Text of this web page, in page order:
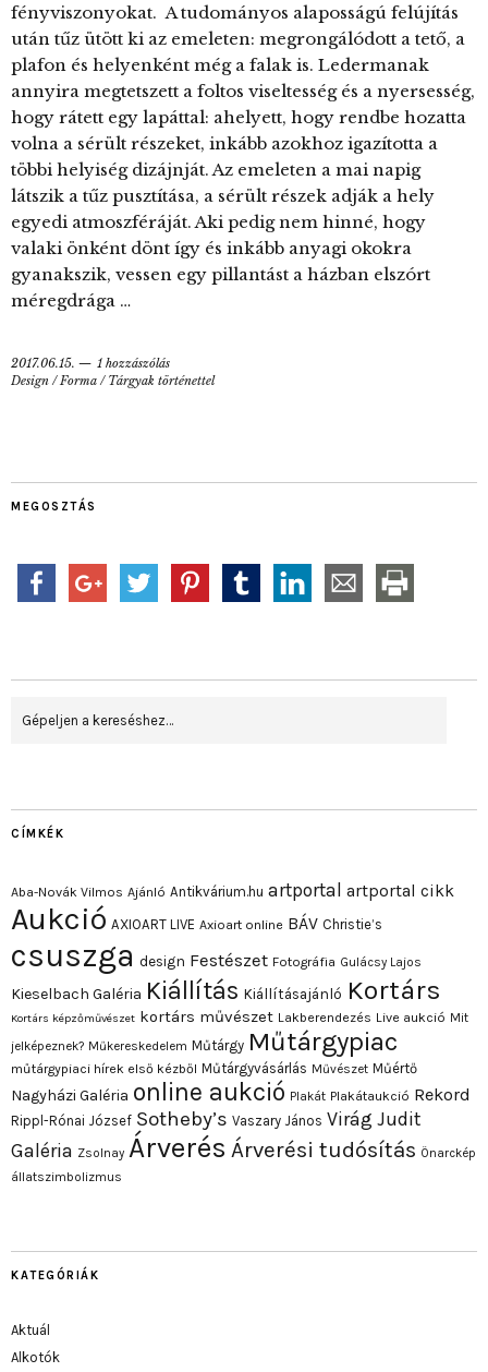
fényviszonyokat. A tudományos alaposságú felújítás
után tűz ütött ki az emeleten: megrongálódott a tető, a
plafon és helyenként még a falak is. Ledermanak
annyira megtetszett a foltos viseltesség és a nyersesség,
hogy rátett egy lapáttal: ahelyett, hogy rendbe hozatta
volna a sérült részeket, inkább azokhoz igazította a
többi helyiség dizájnját. Az emeleten a mai napig
látszik a tűz pusztítása, a sérült részek adják a hely
egyedi atmoszféráját. Aki pedig nem hinné, hogy
valaki önként dönt így és inkább anyagi okokra
gyanakszik, vessen egy pillantást a házban elszórt
méregdrága …
2017.06.15.
1 hozzászólás
Design / Forma / Tárgyak történettel
MEGOSZTÁS
CÍMKÉK
Aba-Novák Vilmos Ajánló Antikvárium.hu artportal artportal cikk
Aukció AXIOART LIVE Axioart online BÁV Christie’s
csuszga design Festészet Fotográfia Gulácsy Lajos
Kieselbach Galéria Kiállítás Kiállításajánló Kortárs
Kortárs képzőművészet kortárs művészet Lakberendezés Live aukció Mit
jelképeznek? Műkereskedelem Műtárgy Műtárgypiac
műtárgypiaci hírek első kézből Műtárgyvásárlás Művészet Műértő
Nagyházi Galéria online aukció Plakát Plakátaukció Rekord
Rippl-Rónai József Sotheby’s Vaszary János Virág Judit
Galéria Zsolnay Árverés Árverési tudósítás Önarckép
állatszimbolizmus
KATEGÓRIÁK
Aktuál
Alkotók